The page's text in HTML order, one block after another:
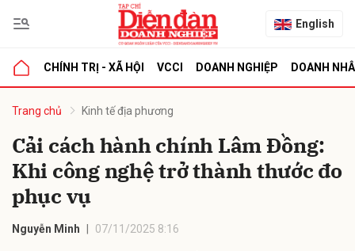
English
CHÍNH TRỊ - XÃ HỘI VCCI DOANH NGHIỆP DOANH
Trang chủ Kinh tế địa phương
Cải cách hành chính Lâm Đồng:
Khi công nghệ trở thành thước đo
phục vụ
Nguyễn Minh 07/11/2025 8:16
luận